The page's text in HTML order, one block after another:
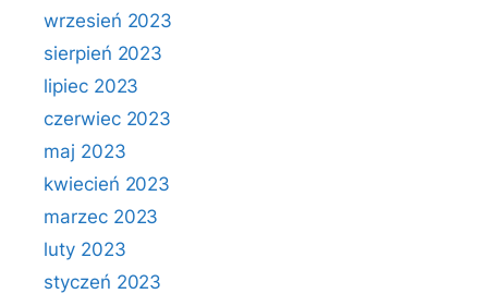
wrzesień 2023
sierpień 2023
lipiec 2023
czerwiec 2023
maj 2023
kwiecień 2023
marzec 2023
luty 2023
styczeń 2023